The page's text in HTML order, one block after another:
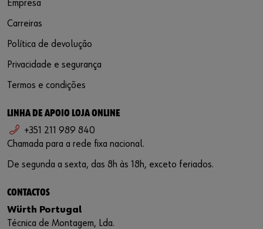
Empresa
Carreiras
Política de devolução
Privacidade e segurança
Termos e condições
LINHA DE APOIO LOJA ONLINE
+351 211 989 840
Chamada para a rede fixa nacional.
De segunda a sexta, das 8h às 18h, exceto feriados.
CONTACTOS
Würth Portugal
Técnica de Montagem, Lda.